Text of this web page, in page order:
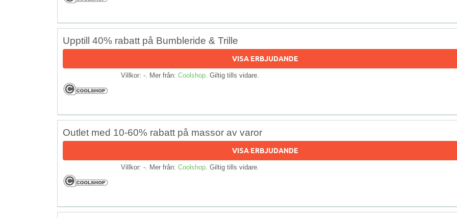
Upptill 40% rabatt på Bumbleride & Trille
VISA ERBJUDANDE
Villkor: -. Mer från: Coolshop . Giltig tills vidare.
Outlet med 10-60% rabatt på massor av varor
VISA ERBJUDANDE
Villkor: -. Mer från: Coolshop . Giltig tills vidare.